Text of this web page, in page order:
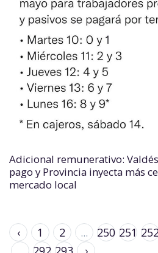
Adicional remunerativo:
pago y Provincia inyecta más
mercado local
‹ 1 2 ... 250 251